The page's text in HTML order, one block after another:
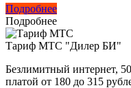
Подробнее
Подробнее
Тариф МТС "Дилер БИ"
Безлимитный интернет,
платой от 180 до 315